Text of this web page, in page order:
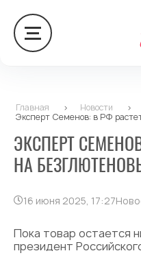
Главная > Новости >
Эксперт Семенов: в РФ
ЭКСПЕРТ
НА
16 июня 2025, 17:27
Пока товар остается
президент